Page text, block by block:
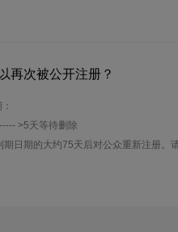
再次被公开注册？
>5天等待删除
日期的大约75天后对公众重新注册。